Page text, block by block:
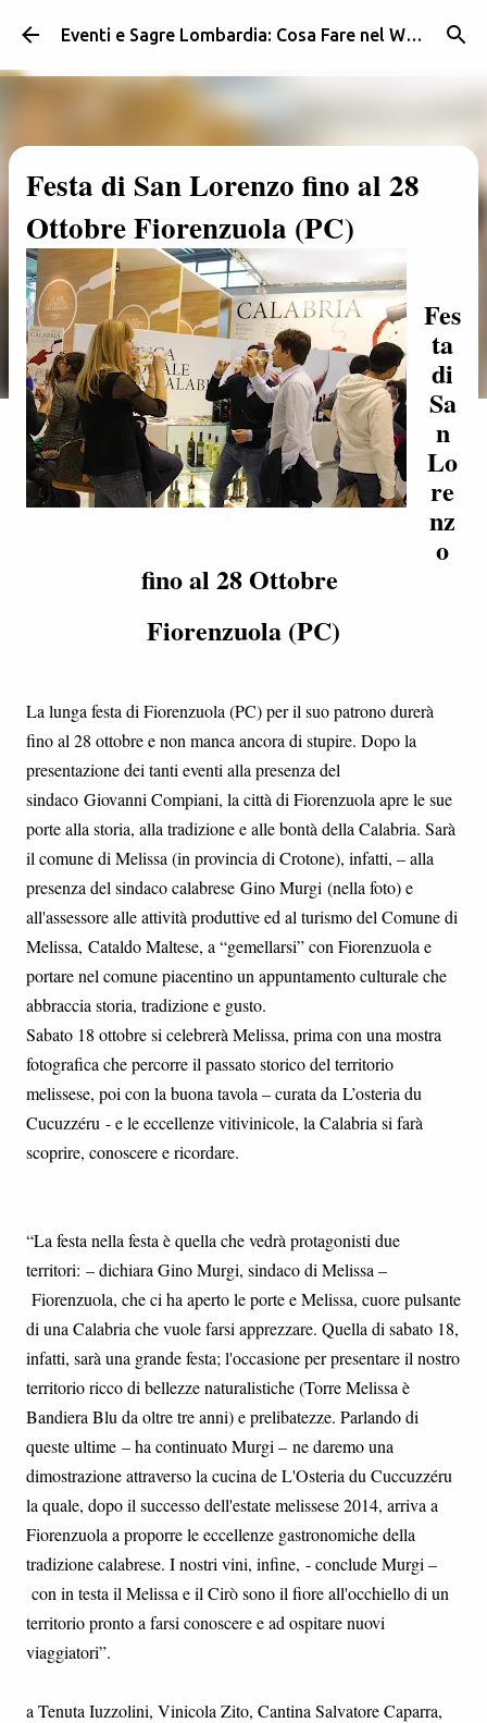
Passa ai contenuti principali Eventi e Sagre Lombardia: Cosa Fare nel Weekend | Weekendidea
Festa di San Lorenzo fino al 28
Ottobre Fiorenzuola (PC)
Fes
ta
di
Sa
n
Lo
re
nz
o
fino al 28 Ottobre
Fiorenzuola (PC)
La lunga festa di Fiorenzuola (PC) per il suo patrono durerà
fino al 28 ottobre e non manca ancora di stupire. Dopo la
presentazione dei tanti eventi alla presenza del
sindaco Giovanni Compiani, la città di Fiorenzuola apre le sue
porte alla storia, alla tradizione e alle bontà della Calabria. Sarà
il comune di Melissa (in provincia di Crotone), infatti, – alla
presenza del sindaco calabrese Gino Murgi (nella foto) e
all'assessore alle attività produttive ed al turismo del Comune di
Melissa, Cataldo Maltese, a “gemellarsi” con Fiorenzuola e
portare nel comune piacentino un appuntamento culturale che
abbraccia storia, tradizione e gusto.
Sabato 18 ottobre si celebrerà Melissa, prima con una mostra
fotografica che percorre il passato storico del territorio
melissese, poi con la buona tavola – curata da L’osteria du
Cucuzzéru - e le eccellenze vitivinicole, la Calabria si farà
scoprire, conoscere e ricordare.
“La festa nella festa è quella che vedrà protagonisti due
territori: – dichiara Gino Murgi, sindaco di Melissa –
Fiorenzuola, che ci ha aperto le porte e Melissa, cuore pulsante
di una Calabria che vuole farsi apprezzare. Quella di sabato 18,
infatti, sarà una grande festa; l'occasione per presentare il nostro
territorio ricco di bellezze naturalistiche (Torre Melissa è
Bandiera Blu da oltre tre anni) e prelibatezze. Parlando di
queste ultime – ha continuato Murgi – ne daremo una
dimostrazione attraverso la cucina de L'Osteria du Cuccuzzéru
la quale, dopo il successo dell'estate melissese 2014, arriva a
Fiorenzuola a proporre le eccellenze gastronomiche della
tradizione calabrese. I nostri vini, infine, - conclude Murgi –
con in testa il Melissa e il Cirò sono il fiore all'occhiello di un
territorio pronto a farsi conoscere e ad ospitare nuovi
viaggiatori”.
a Tenuta Iuzzolini, Vinicola Zito, Cantina Salvatore Caparra,